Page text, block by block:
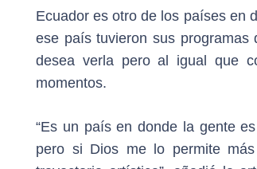
Ecuador es otro de los países en
ese país tuvieron sus
desea verla pero al igual que
momentos.
“Es un país en donde la gente
pero si Dios me lo permite